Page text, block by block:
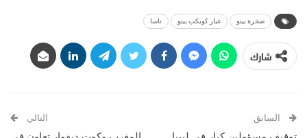
ضخرة بينو غبار كويكب بينو ناسا
شارك
السابق التالي